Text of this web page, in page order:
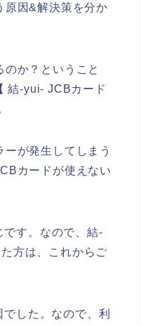
原因&解決策を分か
か？ということ
結-yui- JCBカード
が発生してしまう
カードが使えない
す。なので、結-
方は、これからご
した。なので、利